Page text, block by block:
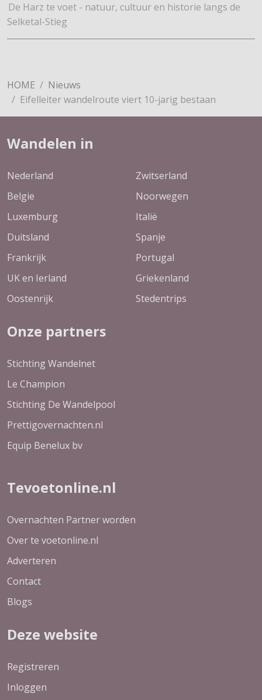
De Harz te voet - natuur, cultuur en historie langs de
Selketal-Stieg
HOME
Nieuws
Eifelleiter wandelroute viert 10-jarig bestaan
Wandelen in
Nederland
Belgie
Luxemburg
Duitsland
Frankrijk
UK en Ierland
Oostenrijk
Zwitserland
Noorwegen
Italië
Spanje
Portugal
Griekenland
Stedentrips
Onze partners
Stichting Wandelnet
Le Champion
Stichting De Wandelpool
Prettigovernachten.nl
Equip Benelux bv
Tevoetonline.nl
Overnachten Partner worden
Over te voetonline.nl
Adverteren
Contact
Blogs
Deze website
Registreren
Inloggen